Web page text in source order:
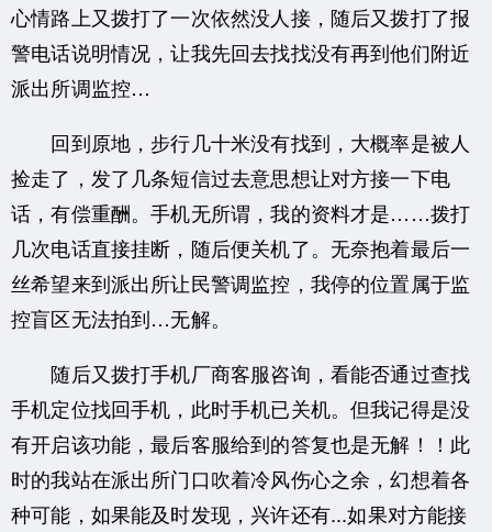
心情路上又拨打了一次依然没人接，随后又拨打了报
警电话说明情况，让我先回去找找没有再到他们附近
派出所调监控…
回到原地，步行几十米没有找到，大概率是被人
捡走了，发了几条短信过去意思想让对方接一下电
话，有偿重酬。手机无所谓，我的资料才是……拨打
几次电话直接挂断，随后便关机了。无奈抱着最后一
丝希望来到派出所让民警调监控，我停的位置属于监
控盲区无法拍到…无解。
随后又拨打手机厂商客服咨询，看能否通过查找
手机定位找回手机，此时手机已关机。但我记得是没
有开启该功能，最后客服给到的答复也是无解！！此
时的我站在派出所门口吹着冷风伤心之余，幻想着各
种可能，如果能及时发现，兴许还有...如果对方能接